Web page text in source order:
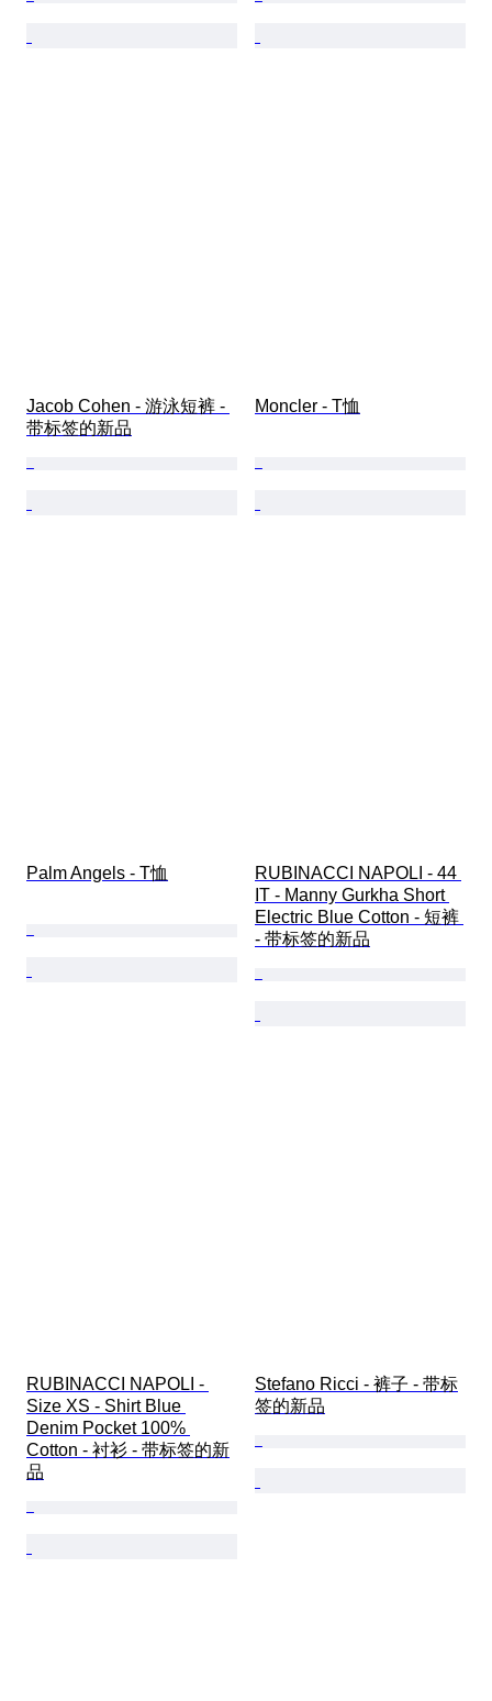
Jacob Cohen - 游泳短裤 -
带标签的新品
Moncler - T恤
Palm Angels - T恤
RUBINACCI NAPOLI - 44
IT - Manny Gurkha Short
Electric Blue Cotton - 短裤
- 带标签的新品
RUBINACCI NAPOLI -
Size XS - Shirt Blue
Denim Pocket 100%
Cotton - 衬衫 - 带标签的新
品
Stefano Ricci - 裤子 - 带标
签的新品